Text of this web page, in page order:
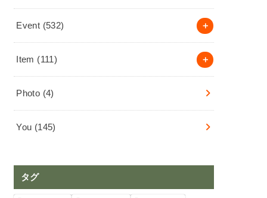
Event (532)
Item (111)
Photo (4)
You (145)
タグ